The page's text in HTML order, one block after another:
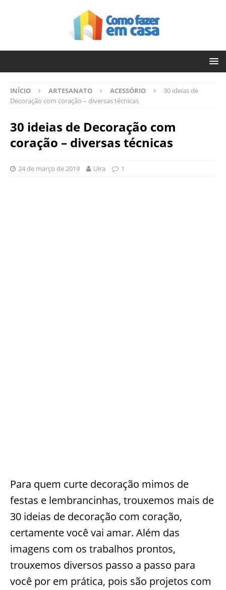
INÍCIO ARTESANATO ACESSÓRIO
30 ideias de
Decoração com coração – diversas técnicas
30 ideias de Decoração com
coração – diversas técnicas
24 de março de 2019 Uira 1
Para quem curte decoração mimos de
festas e lembrancinhas, trouxemos mais de
30 ideias de decoração com coração,
certamente você vai amar. Além das
imagens com os trabalhos prontos,
trouxemos diversos passo a passo para
você por em prática, pois são projetos com